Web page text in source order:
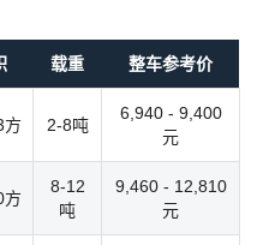
载重 整车参考价
方 2-8吨
6,940 - 9,400
元
方
8-12
吨
9,460 - 12,810
元